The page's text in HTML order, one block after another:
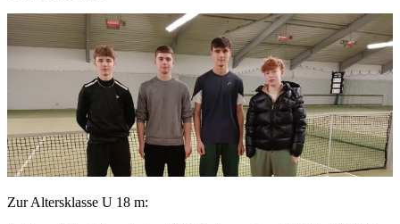
Zur Altersklasse U 18 m: